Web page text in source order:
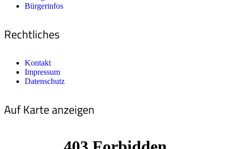
Bürgerinfos
Rechtliches
Kontakt
Impressum
Datenschutz
Auf Karte anzeigen